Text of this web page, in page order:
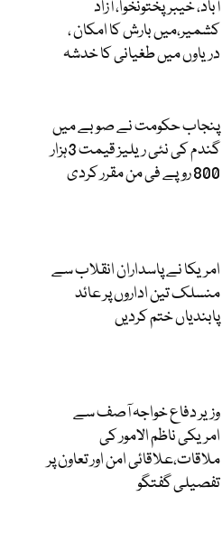
آباد، خیبرپختونخوا، آزاد
کشمیر،میں بارش کا امکان ،
دریاوں میں طغیانی کا خدشہ
پنجاب حکومت نے صوبے میں
گندم کی نئی ریلیز قیمت 3ہزار
800 روپے فی من مقرر کردی
امریکا نے پاسداران انقلاب سے
منسلک تین اداروں پر عائد
پابندیاں ختم کردیں
وزیر دفاع خواجہ آصف سے
امریکی ناظم الامور کی
ملاقات،علاقائی امن اور تعاون پر
تفصیلی گفتگو